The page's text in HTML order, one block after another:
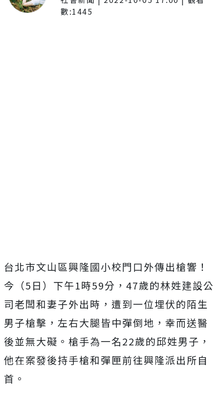
數:1445
台北市文山區興隆國小校門口外傳出槍響！
今（5日）下午1時59分，47歲的林姓建設公
司老闆和妻子外出時，遭到一位埋伏的陌生
男子槍擊，左右大腿皆中彈倒地，幸而送醫
後並無大礙。槍手為一名22歲的邱姓男子，
他在案發後持手槍和彈匣前往興隆派出所自
首。